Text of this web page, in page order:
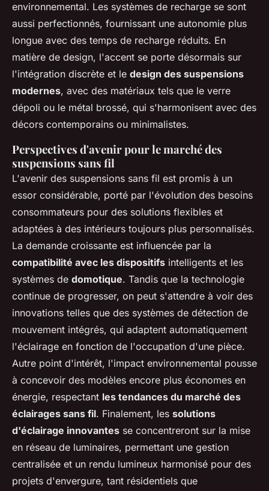
environnemental. Les systèmes de recharge se sont
aussi perfectionnés, fournissant une autonomie plus
longue avec des temps de recharge réduits. En
matière de design, l'accent se porte désormais sur
l'intégration discrète et le design des suspensions
modernes, avec des matériaux tels que le verre
dépoli ou le métal brossé, qui s'harmonisent avec des
décors contemporains ou minimalistes.
Perspectives d'avenir pour le marché des
suspensions sans fil
L'avenir des suspensions sans fil est promis à un
essor considérable, porté par l'évolution des besoins
consommateurs pour des solutions flexibles et
adaptées à des intérieurs toujours plus personnalisés.
La demande croissante est influencée par la
compatibilité avec les dispositifs intelligents et les
systèmes de domotique. Tandis que la technologie
continue de progresser, on peut s'attendre à voir des
innovations telles que des systèmes de détection de
mouvement intégrés, qui adaptent automatiquement
l'éclairage en fonction de l'occupation d'une pièce.
Autre point d'intérêt, l'impact environnemental pousse
à concevoir des modèles encore plus économes en
énergie, respectant les tendances du marché des
éclairages sans fil. Finalement, les solutions
d'éclairage innovantes se concentreront sur la mise
en réseau de luminaires, permettant une gestion
centralisée et un rendu lumineux harmonisé pour des
projets d'envergure, tant résidentiels que